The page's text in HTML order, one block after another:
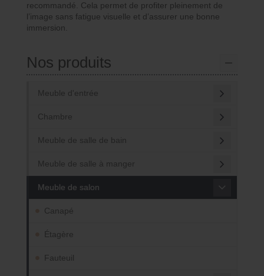
recommandé. Cela permet de profiter pleinement de
l’image sans fatigue visuelle et d’assurer une bonne
immersion.
Nos produits
Meuble d'entrée
Chambre
Meuble de salle de bain
Meuble de salle à manger
Meuble de salon
Canapé
Étagère
Fauteuil